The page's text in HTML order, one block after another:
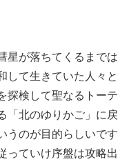
星が落ちてくるまでは
して生きていた人々と
探検して聖なるトーテ
「北のゆりかご」に戻
うのが目的らしいです
っていけ序盤は攻略出